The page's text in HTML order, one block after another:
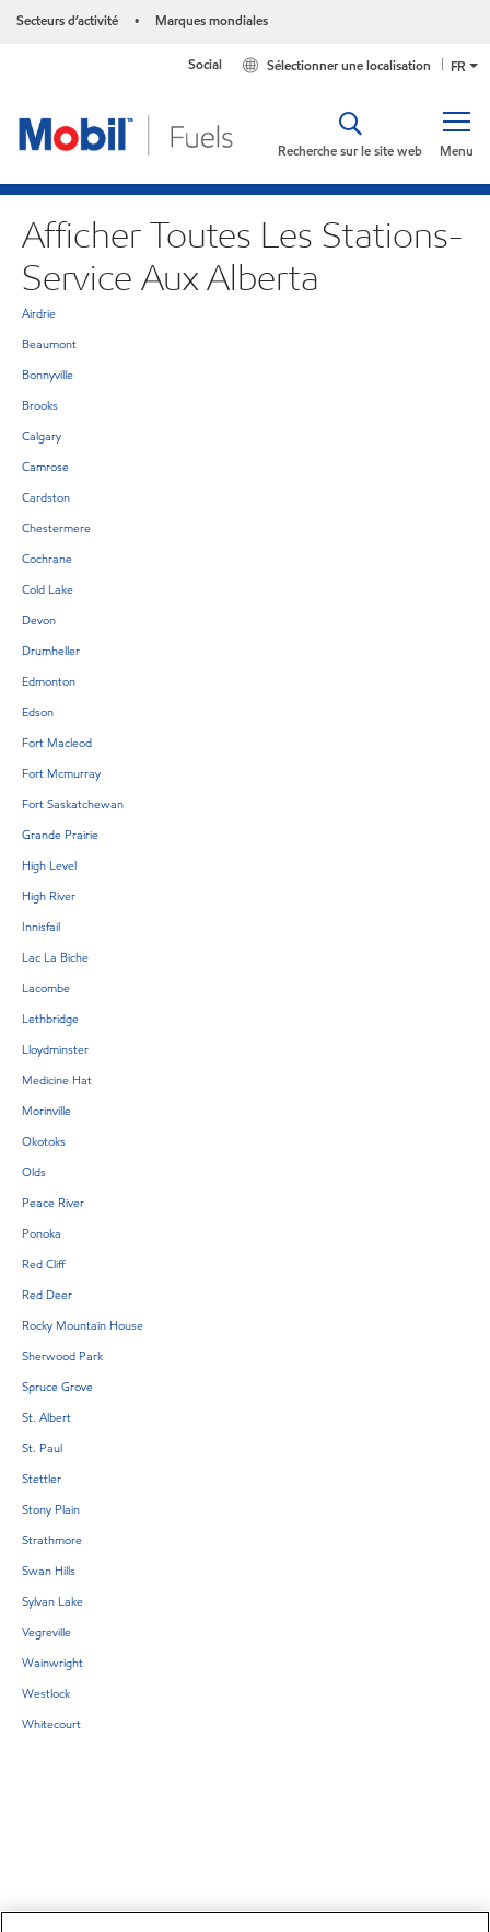
Secteurs d’activité • Marques mondiales
FR
Sélectionner une localisation
Social
Menu
Recherche sur le site web
Afficher Toutes Les Stations-
Service Aux Alberta
Airdrie
Beaumont
Bonnyville
Brooks
Calgary
Camrose
Cardston
Chestermere
Cochrane
Cold Lake
Devon
Drumheller
Edmonton
Edson
Fort Macleod
Fort Mcmurray
Fort Saskatchewan
Grande Prairie
High Level
High River
Innisfail
Lac La Biche
Lacombe
Lethbridge
Lloydminster
Medicine Hat
Morinville
Okotoks
Olds
Peace River
Ponoka
Red Cliff
Red Deer
Rocky Mountain House
Sherwood Park
Spruce Grove
St. Albert
St. Paul
Stettler
Stony Plain
Strathmore
Swan Hills
Sylvan Lake
Vegreville
Wainwright
Westlock
Whitecourt